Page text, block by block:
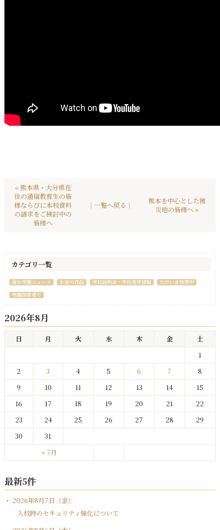
« 熊本県・大分県在
住の通信教育生の皆
様ならびに本校資料
の請求をご検討中の
皆様へ
｜一覧へ戻る｜
熊本を中心とした被
災地の皆様へ »
カテゴリ一覧
清水学園ニュース 生徒の作品 学校説明会・学校見学情報
ただいま授業中
学園四季便り
2026年8月
日 月 火 水 木 金 土
« 7月
1
2
3 4 5 6 7
8
9
10 11 12 13 14
15
16
17 18 19 20 21
22
23
24 25 26 27 28
29
30
31
最新5件
2026年8月7日（金）
入校時のセキュリティ強化について